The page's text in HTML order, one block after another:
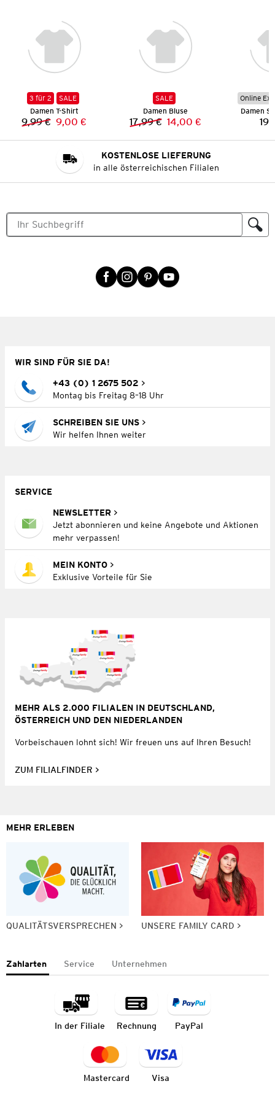
3 für 2
SALE
Damen T-Shirt
Vorheriger Preis:
9,99 € Neuer Preis:
9,00 €
SALE
Damen Bluse
Vorheriger Preis:
17,99 € Neuer Preis:
14,00 €
Online
Damen
KOSTENLOSE LIEFERUNG
in alle österreichischen Filialen
WIR SIND FÜR SIE DA!
+43 (0) 1 2675 502
Montag bis Freitag 8–18 Uhr
SCHREIBEN SIE UNS
Wir helfen Ihnen weiter
SERVICE
NEWSLETTER
Jetzt abonnieren und keine Angebote und Aktionen
mehr verpassen!
MEIN KONTO
Exklusive Vorteile für Sie
MEHR ALS 2.000 FILIALEN IN DEUTSCHLAND,
ÖSTERREICH UND DEN NIEDERLANDEN
Vorbeischauen lohnt sich! Wir freuen uns auf Ihren Besuch!
ZUM FILIALFINDER
MEHR ERLEBEN
QUALITÄTSVERSPRECHEN UNSERE FAMILY CARD
Zahlarten Service Unternehmen
In der Filiale Rechnung PayPal
Mastercard Visa